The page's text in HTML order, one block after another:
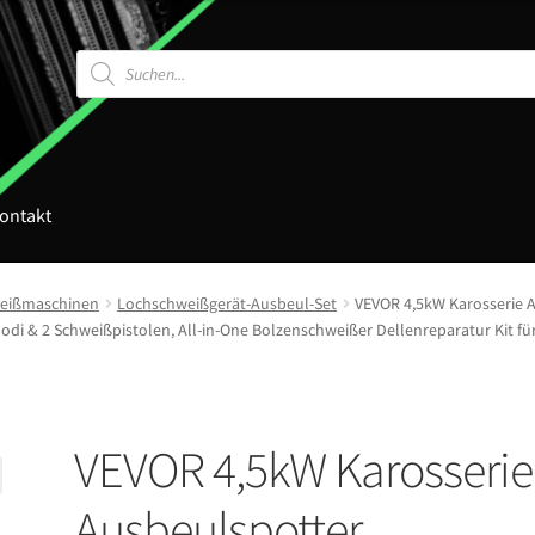
Products
search
Lochschweißgerät-Ausbeul-Set
VEVOR 4,5kW
& 2 Schweißpistolen, All-in-One Bolzenschweißer Dellenreparatur Kit
VEVOR 4,5kW Karosserie